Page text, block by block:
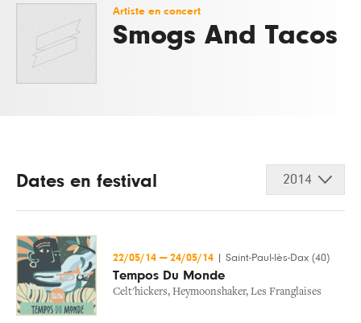
Artiste en concert
Smogs And Tacos
Dates en festival 2014
22/05/14 — 24/05/14 Saint-Paul-lès-Dax (40)
Tempos Du Monde
Celt'hickers, Heymoonshaker, Les Franglaises